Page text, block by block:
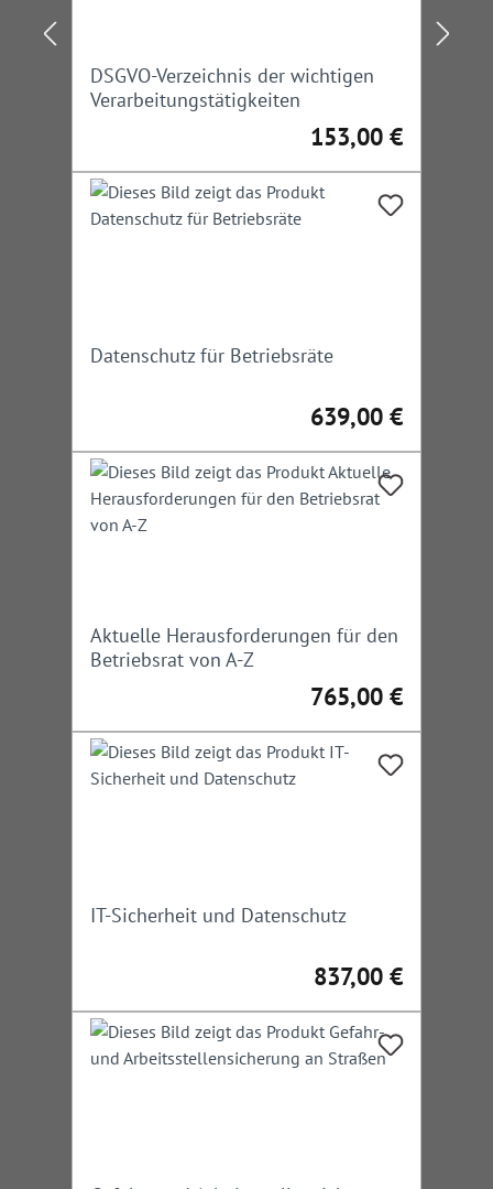
Absperrungen/Umleitungen
DSGVO-Verzeichnis der wichtigen
Verarbeitungstätigkeiten
Regulärer Preis:
153,00 €
Datenschutz für Betriebsräte
Regulärer Preis:
639,00 €
Aktuelle Herausforderungen für den
Betriebsrat von A-Z
Regulärer Preis:
765,00 €
IT-Sicherheit und Datenschutz
Regulärer Preis:
837,00 €